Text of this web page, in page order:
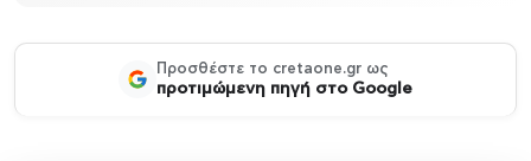
Προσθέστε το cretaone.gr ως
προτιμώμενη πηγή στο Google